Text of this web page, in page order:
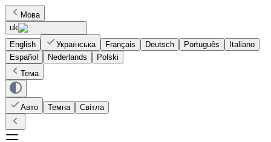
Мова
uk
English
Українська Français Deutsch Português
Italiano
Español
Nederlands
Polski
Тема
Авто Темна Світла